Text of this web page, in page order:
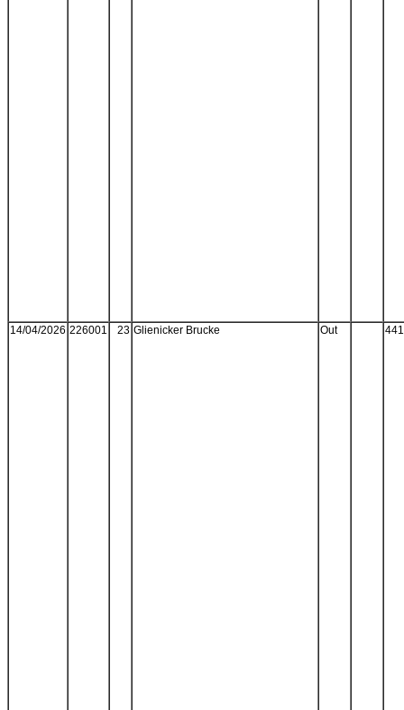
14/04/2026 226001 23 Glienicker Brucke Out 441